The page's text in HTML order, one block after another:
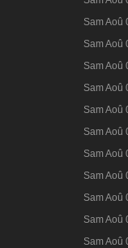
Sam Aoû
Sam Aoû
Sam Aoû
Sam Aoû
Sam Aoû
Sam Aoû
Sam Aoû
Sam Aoû
Sam Aoû
Sam Aoû
Sam Aoû